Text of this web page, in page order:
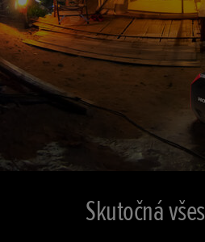
Skutočná